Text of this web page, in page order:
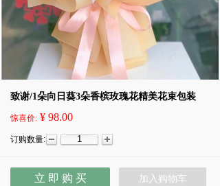
致谢/1朵向日葵3朵香槟玫瑰花精美花束包装
惊喜价: ¥ 98.00
订购数量:
立 即 购 买 加入购物车